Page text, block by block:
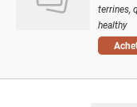
terrines,
healthy